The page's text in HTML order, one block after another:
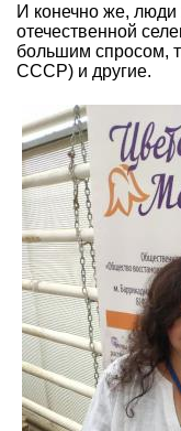
И конечно же, люди
отечественной
большим спросом,
СССР) и другие.